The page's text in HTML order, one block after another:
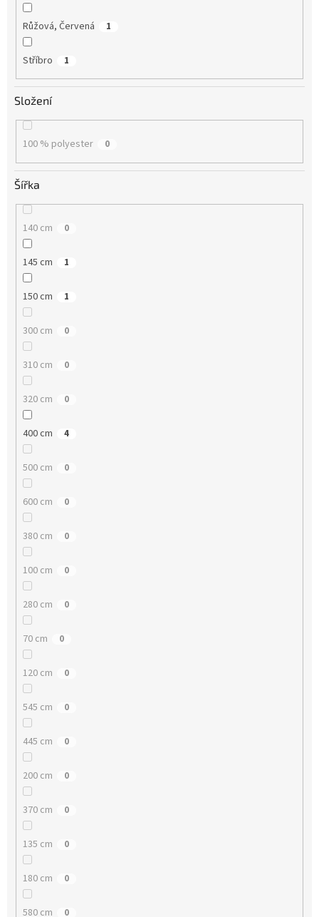
Růžová, Červená 1
Stříbro 1
Složení
100 % polyester 0
Šířka
140 cm 0
145 cm 1
150 cm 1
300 cm 0
310 cm 0
320 cm 0
400 cm 4
500 cm 0
600 cm 0
380 cm 0
100 cm 0
280 cm 0
70 cm 0
120 cm 0
545 cm 0
445 cm 0
200 cm 0
370 cm 0
135 cm 0
180 cm 0
580 cm 0